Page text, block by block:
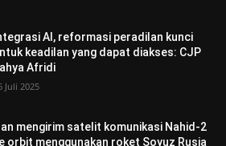
AI, reformasi peradilan kunci
keadilan yang dapat diakses: CJP
Afridi
Juli 2025
mengirim satelit komunikasi Nahid-2
orbit menggunakan roket Soyuz Rusia